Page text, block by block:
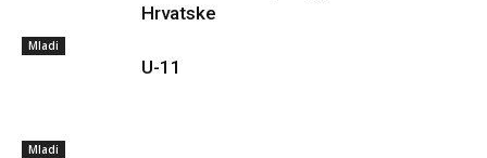
Hrvatske
Mladi
U-11
Mladi